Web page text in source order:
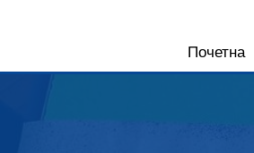
na
Почетна